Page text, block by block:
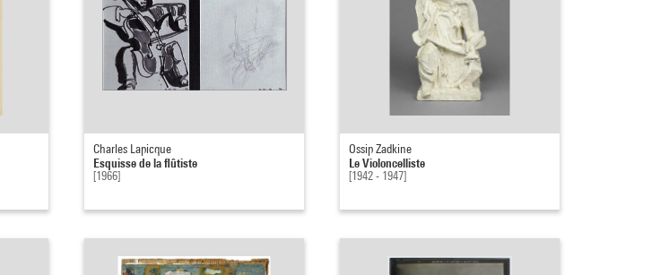
Charles Lapicque
Esquisse de la flûtiste
[1966]
Ossip Zadkine
Le Violoncelliste
[1942 - 1947]